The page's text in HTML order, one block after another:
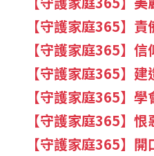
【守護家庭365】
【守護家庭365】
【守護家庭365】
【守護家庭365】
【守護家庭365】
【守護家庭365】開